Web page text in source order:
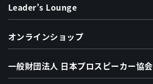
Leader’s Lounge
オンラインショップ
一般財団法人 日本プロスピーカー協会